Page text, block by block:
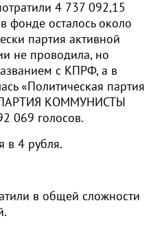
4 737 092,15
фонде осталось около
партия активной
не проводила, но
с КПРФ, а в
«Политическая партия
КОММУНИСТЫ
069 голосов.
в 4 рубля.
в общей сложности